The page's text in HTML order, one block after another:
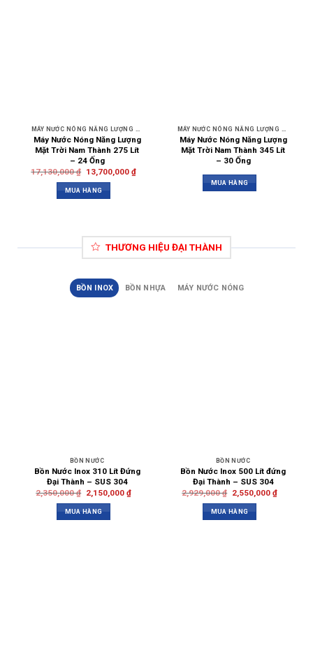
MÁY NƯỚC NÓNG NĂNG LƯỢNG MẶT TRỜI NAM THÀNH
Máy Nước Nóng Năng Lượng
Mặt Trời Nam Thành 275 Lít
– 24 Ống
17,130,000₫ 13,700,000 ₫
MUA HÀNG
MÁY NƯỚC NÓNG NĂNG LƯỢNG MẶT TRỜI NAM THÀNH
Máy Nước Nóng Năng Lượng
Mặt Trời Nam Thành 345 Lít
– 30 Ống
MUA HÀNG
THƯƠNG HIỆU ĐẠI THÀNH
BỒN INOX BỒN NHỰA MÁY NƯỚC NÓNG
BỒN NƯỚC
Bồn Nước Inox 310 Lít Đứng
Đại Thành – SUS 304
2,350,000₫ 2,150,000 ₫
MUA HÀNG
BỒN NƯỚC
Bồn Nước Inox 500 Lít đứng
Đại Thành – SUS 304
2,929,000₫ 2,550,000 ₫
MUA HÀNG